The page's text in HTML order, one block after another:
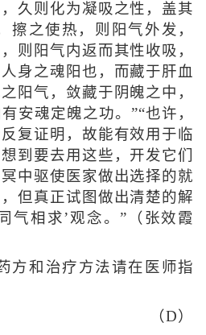
久则化为凝吸之性，盖其
擦之使热，则阳气外发，
则阳气内返而其性收吸，
身之魂阳也，而藏于肝血
阳气，敛藏于阴魄之中，
安魂定魄之功。”“也许，
复证明，故能有效用于临
到要去用这些，开发它们
中驱使医家做出选择的就
但真正试图做出清楚的解
气相求’观念。”（张效霞
方和治疗方法请在医师指
（D）